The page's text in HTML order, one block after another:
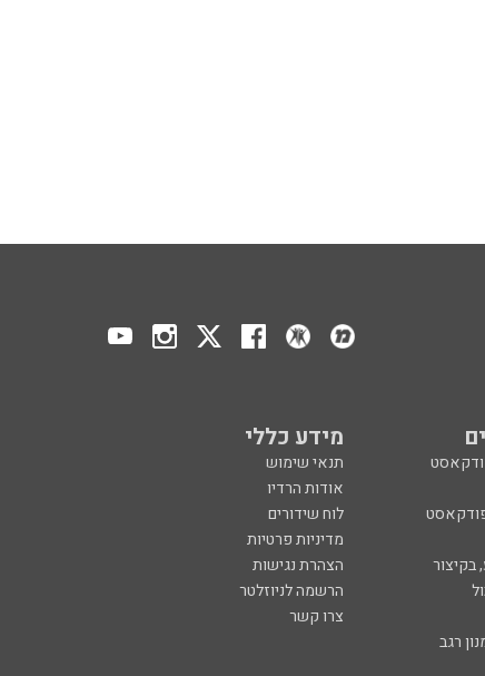
מידע כללי
תנאי שימוש
אודות הרדיו
לוח שידורים
מדיניות פרטיות
בקיצור
הצהרת נגישות
הרשמה לניוזלטר
צרו קשר
רגב